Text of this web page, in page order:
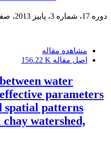
دوره 17، شماره 3، پاییز 2013، صفحه
مشاهده مقاله
اصل مقاله 156.22 K
water
parameters
spatial patterns
watershed,